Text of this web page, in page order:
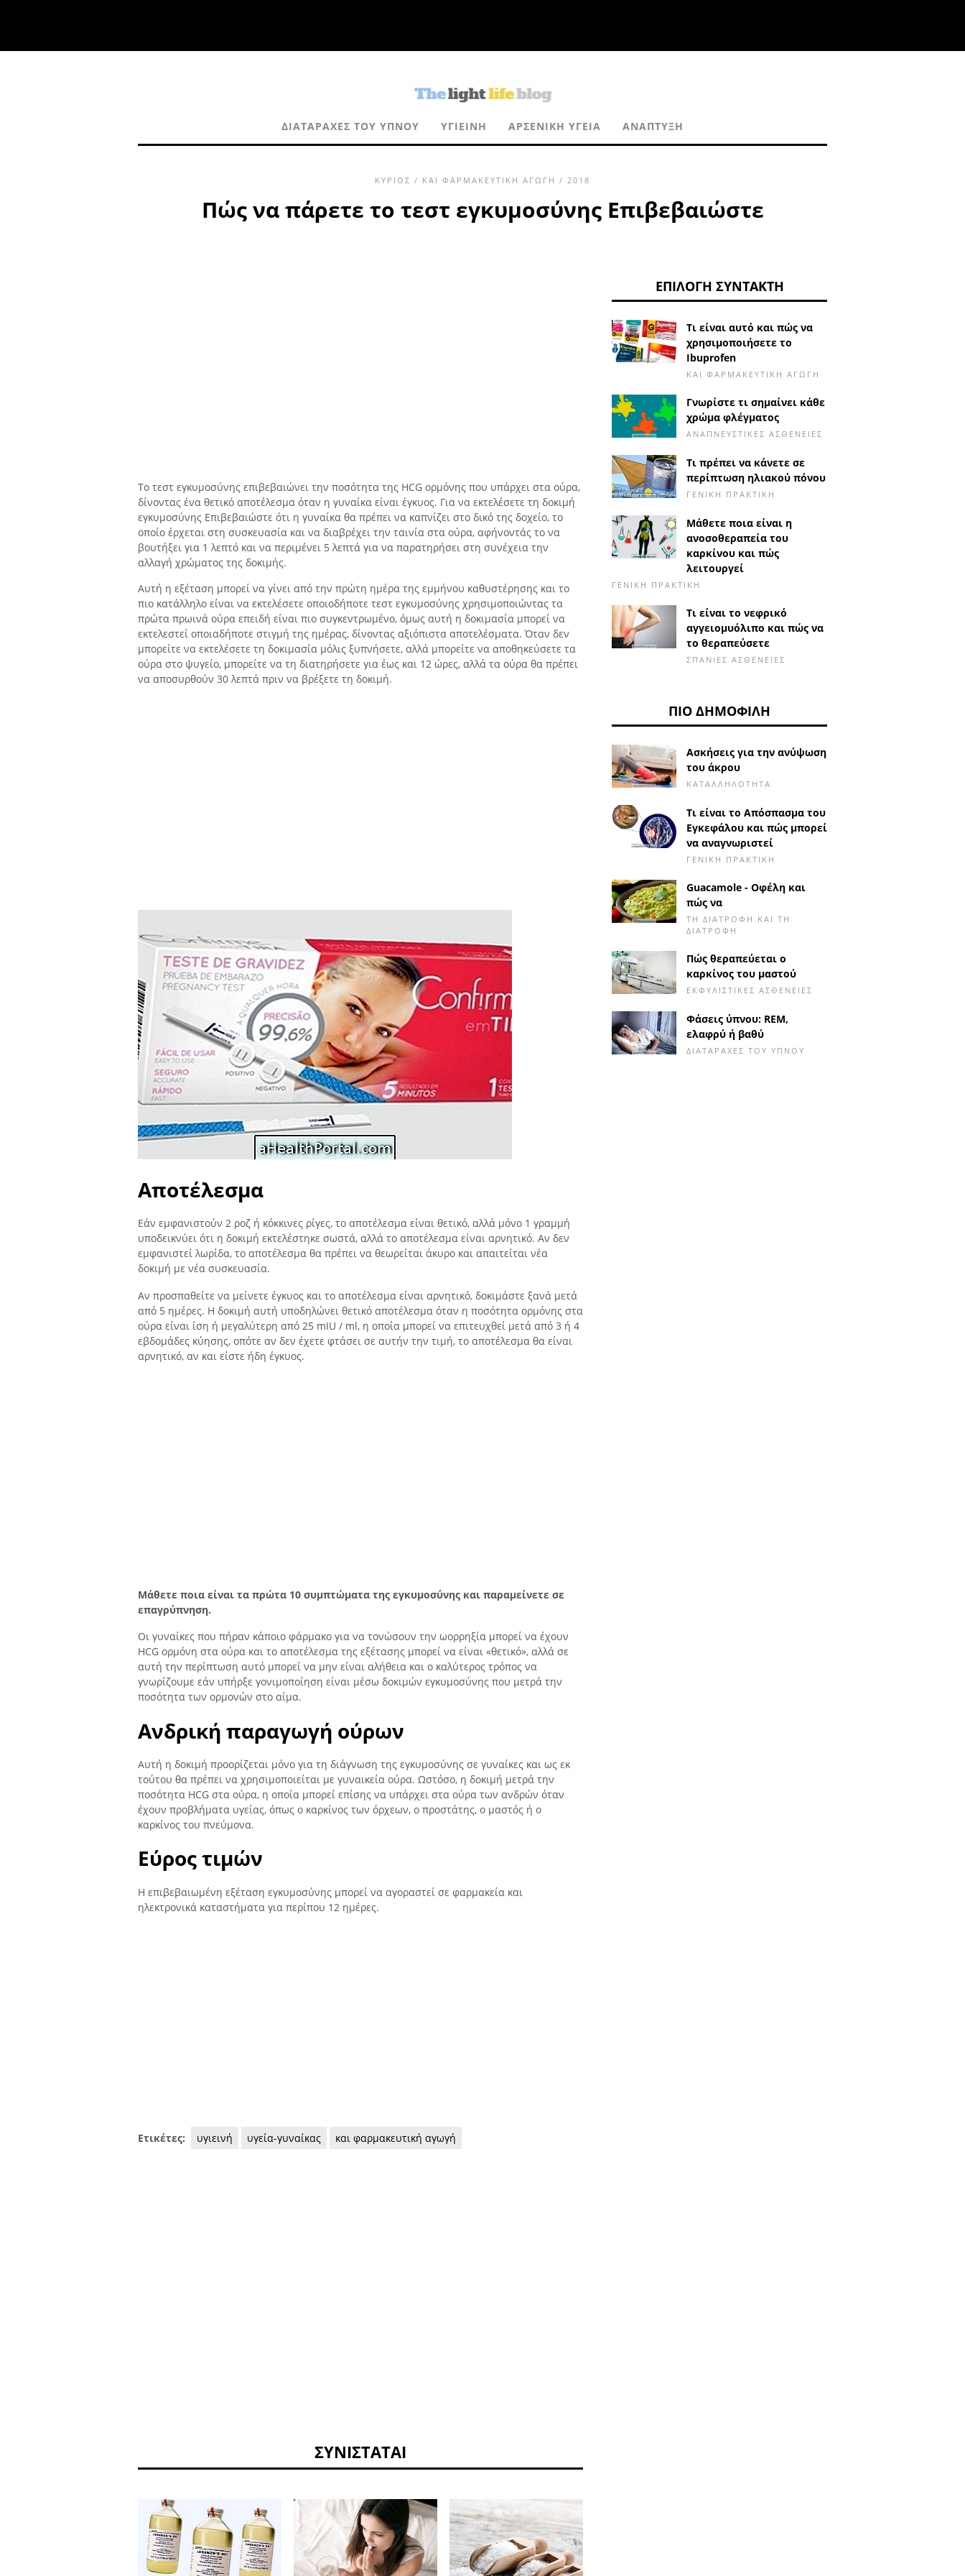
ΔΙΑΤΑΡΑΧΈΣ ΤΟΥ ΎΠΝΟΥ ΥΓΙΕΙΝΉ ΑΡΣΕΝΙΚΉ ΥΓΕΊΑ ΑΝΆΠΤΥΞΗ
ΚΎΡΙΟΣ / ΚΑΙ ΦΑΡΜΑΚΕΥΤΙΚΉ ΑΓΩΓΉ / 2018
Πώς να πάρετε το τεστ εγκυμοσύνης Επιβεβαιώστε
Το τεστ εγκυμοσύνης επιβεβαιώνει την ποσότητα της HCG ορμόνης που υπάρχει στα ούρα,
δίνοντας ένα θετικό αποτέλεσμα όταν η γυναίκα είναι έγκυος. Για να εκτελέσετε τη δοκιμή
εγκυμοσύνης Επιβεβαιώστε ότι η γυναίκα θα πρέπει να καπνίζει στο δικό της δοχείο, το
οποίο έρχεται στη συσκευασία και να διαβρέχει την ταινία στα ούρα, αφήνοντάς το να
βουτήξει για 1 λεπτό και να περιμένει 5 λεπτά για να παρατηρήσει στη συνέχεια την
αλλαγή χρώματος της δοκιμής.
Αυτή η εξέταση μπορεί να γίνει από την πρώτη ημέρα της εμμήνου καθυστέρησης και το
πιο κατάλληλο είναι να εκτελέσετε οποιοδήποτε τεστ εγκυμοσύνης χρησιμοποιώντας τα
πρώτα πρωινά ούρα επειδή είναι πιο συγκεντρωμένο, όμως αυτή η δοκιμασία μπορεί να
εκτελεστεί οποιαδήποτε στιγμή της ημέρας, δίνοντας αξιόπιστα αποτελέσματα. Όταν δεν
μπορείτε να εκτελέσετε τη δοκιμασία μόλις ξυπνήσετε, αλλά μπορείτε να αποθηκεύσετε τα
ούρα στο ψυγείο, μπορείτε να τη διατηρήσετε για έως και 12 ώρες, αλλά τα ούρα θα πρέπει
να αποσυρθούν 30 λεπτά πριν να βρέξετε τη δοκιμή.
Αποτέλεσμα
Εάν εμφανιστούν 2 ροζ ή κόκκινες ρίγες, το αποτέλεσμα είναι θετικό, αλλά μόνο 1 γραμμή
υποδεικνύει ότι η δοκιμή εκτελέστηκε σωστά, αλλά το αποτέλεσμα είναι αρνητικό. Αν δεν
εμφανιστεί λωρίδα, το αποτέλεσμα θα πρέπει να θεωρείται άκυρο και απαιτείται νέα
δοκιμή με νέα συσκευασία.
Αν προσπαθείτε να μείνετε έγκυος και το αποτέλεσμα είναι αρνητικό, δοκιμάστε ξανά μετά
από 5 ημέρες. Η δοκιμή αυτή υποδηλώνει θετικό αποτέλεσμα όταν η ποσότητα ορμόνης στα
ούρα είναι ίση ή μεγαλύτερη από 25 mIU / ml, η οποία μπορεί να επιτευχθεί μετά από 3 ή 4
εβδομάδες κύησης, οπότε αν δεν έχετε φτάσει σε αυτήν την τιμή, το αποτέλεσμα θα είναι
αρνητικό, αν και είστε ήδη έγκυος.
Μάθετε ποια είναι τα πρώτα 10 συμπτώματα της εγκυμοσύνης και παραμείνετε σε
επαγρύπνηση.
Οι γυναίκες που πήραν κάποιο φάρμακο για να τονώσουν την ωορρηξία μπορεί να έχουν
HCG ορμόνη στα ούρα και το αποτέλεσμα της εξέτασης μπορεί να είναι «θετικό», αλλά σε
αυτή την περίπτωση αυτό μπορεί να μην είναι αλήθεια και ο καλύτερος τρόπος να
γνωρίζουμε εάν υπήρξε γονιμοποίηση είναι μέσω δοκιμών εγκυμοσύνης που μετρά την
ποσότητα των ορμονών στο αίμα.
Ανδρική παραγωγή ούρων
Αυτή η δοκιμή προορίζεται μόνο για τη διάγνωση της εγκυμοσύνης σε γυναίκες και ως εκ
τούτου θα πρέπει να χρησιμοποιείται με γυναικεία ούρα. Ωστόσο, η δοκιμή μετρά την
ποσότητα HCG στα ούρα, η οποία μπορεί επίσης να υπάρχει στα ούρα των ανδρών όταν
έχουν προβλήματα υγείας, όπως ο καρκίνος των όρχεων, ο προστάτης, ο μαστός ή ο
καρκίνος του πνεύμονα.
Εύρος τιμών
Η επιβεβαιωμένη εξέταση εγκυμοσύνης μπορεί να αγοραστεί σε φαρμακεία και
ηλεκτρονικά καταστήματα για περίπου 12 ημέρες.
Ετικέτες: υγιεινή υγεία-γυναίκας και φαρμακευτική αγωγή
ΣΥΝΙΣΤΆΤΑΙ
ΕΠΙΛΟΓΉ ΣΥΝΤΆΚΤΗ
Τι είναι αυτό και πώς να
χρησιμοποιήσετε το
Ibuprofen
ΚΑΙ ΦΑΡΜΑΚΕΥΤΙΚΉ ΑΓΩΓΉ
Γνωρίστε τι σημαίνει κάθε
χρώμα φλέγματος
ΑΝΑΠΝΕΥΣΤΙΚΈΣ ΑΣΘΈΝΕΙΕΣ
Τι πρέπει να κάνετε σε
περίπτωση ηλιακού πόνου
ΓΕΝΙΚΉ ΠΡΑΚΤΙΚΉ
Μάθετε ποια είναι η
ανοσοθεραπεία του
καρκίνου και πώς
λειτουργεί
ΓΕΝΙΚΉ ΠΡΑΚΤΙΚΉ
Τι είναι το νεφρικό
αγγειομυόλιπο και πώς να
το θεραπεύσετε
ΣΠΆΝΙΕΣ ΑΣΘΈΝΕΙΕΣ
ΠΙΟ ΔΗΜΟΦΙΛΉ
Ασκήσεις για την ανύψωση
του άκρου
ΚΑΤΑΛΛΗΛΌΤΗΤΑ
Τι είναι το Απόσπασμα του
Εγκεφάλου και πώς μπορεί
να αναγνωριστεί
ΓΕΝΙΚΉ ΠΡΑΚΤΙΚΉ
Guacamole - Οφέλη και
πώς να
ΤΗ ΔΙΑΤΡΟΦΉ ΚΑΙ ΤΗ
ΔΙΑΤΡΟΦΉ
Πώς θεραπεύεται ο
καρκίνος του μαστού
ΕΚΦΥΛΙΣΤΙΚΈΣ ΑΣΘΈΝΕΙΕΣ
Φάσεις ύπνου: REM,
ελαφρύ ή βαθύ
ΔΙΑΤΑΡΑΧΈΣ ΤΟΥ ΎΠΝΟΥ